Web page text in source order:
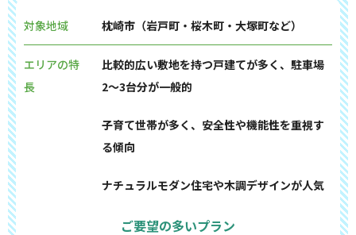
対象地域 枕崎市（岩戸町・桜木町・大塚町など）
エリアの特
長
比較的広い敷地を持つ戸建てが多く、駐車場
2〜3台分が一般的
子育て世帯が多く、安全性や機能性を重視す
る傾向
ナチュラルモダン住宅や木調デザインが人気
ご要望の多いプラン